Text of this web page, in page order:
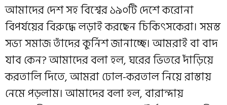
আমাদের দেশ সহ বিশ্বের ১৯০টি দেশে করোনা
বিপর্যয়ের বিরুদ্ধে লড়াই করছেন চিকিৎসকেরা। সমস্ত
সভ‍্য সমাজ তাঁদের কুর্নিশ জানাচ্ছে। আমরাই বা বাদ
যাব কেন? আমাদের বলা হল, ঘরের ভিতরে দাঁড়িয়ে
করতালি দিতে, আমরা ঢোল-করতাল নিয়ে রাস্তায়
নেমে পড়লাম। আমাদের বলা হল, বারান্দায়